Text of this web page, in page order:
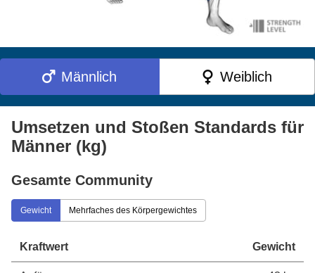
Männlich Weiblich
Umsetzen und Stoßen Standards für
Männer (kg)
Gesamte Community
Gewicht Mehrfaches des Körpergewichtes
Kraftwert Gewicht